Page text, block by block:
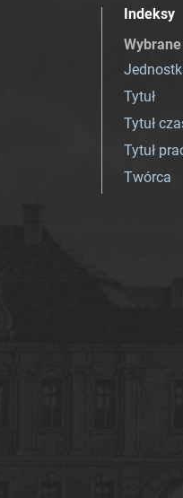
Indeksy
Tytuł
Tytuł
Tytuł
Twórca